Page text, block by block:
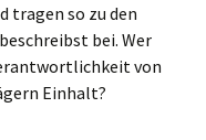
tragen so zu den
bei. Wer
von
Einhalt?